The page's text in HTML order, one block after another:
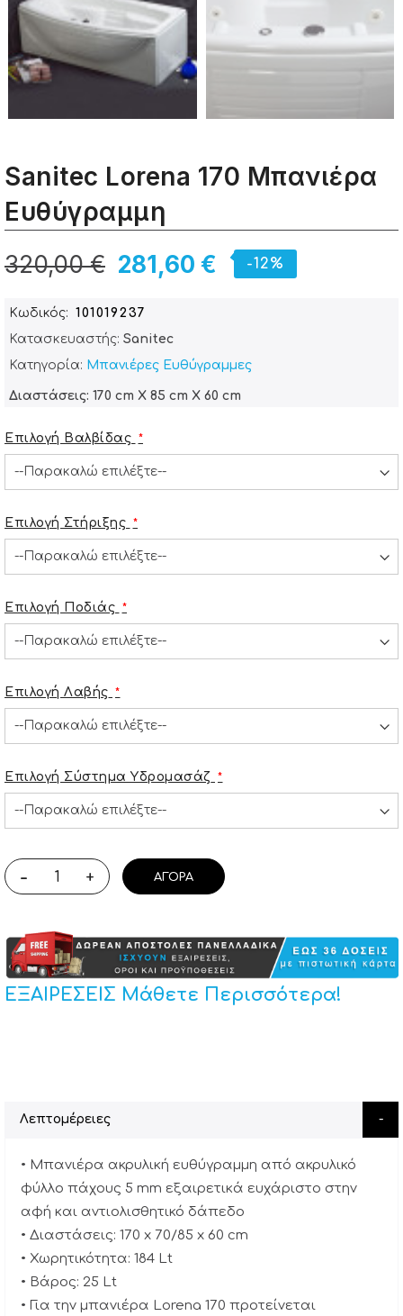
Sanitec Lorena 170 Μπανιέρα
Ευθύγραμμη
281,60 €
320,00 € -12%
Κωδικός
101019237
Κατασκευαστής: Sanitec
Κατηγορία: Μπανιέρες Ευθύγραμμες
Διαστάσεις: 170 cm X 85 cm X 60 cm
Επιλογή Βαλβίδας
Επιλογή Στήριξης
Επιλογή Ποδιάς
Επιλογή Λαβής
Επιλογή Σύστημα Υδρομασάζ
- + ΑΓΟΡΆ
ΕΞΑΙΡΕΣΕΙΣ Μάθετε Περισσότερα!
Λεπτομέρειες
• Μπανιέρα ακρυλική ευθύγραμμη από ακρυλικό
φύλλο πάχους 5 mm εξαιρετικά ευχάριστο στην
αφή και αντιολισθητικό δάπεδο
• Διαστάσεις: 170 x 70/85 x 60 cm
• Χωρητικότητα: 184 Lt
• Βάρος: 25 Lt
• Για την μπανιέρα Lorena 170 προτείνεται